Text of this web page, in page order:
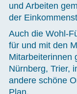
und Arbeiten
der
Auch die Wohl-
für und mit den
Mitarbeiterinnen
Nürnberg, Trier,
andere schöne
Plan.